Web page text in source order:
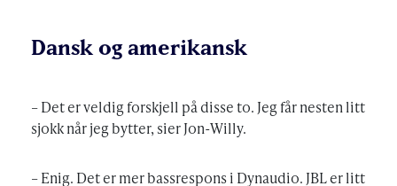
Dansk og amerikansk
– Det er veldig forskjell på disse to. Jeg får nesten litt
sjokk når jeg bytter, sier Jon-Willy.
– Enig. Det er mer bassrespons i Dynaudio. JBL er litt